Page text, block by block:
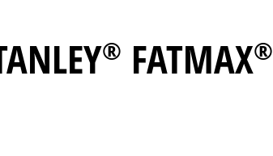
® FATMAX®